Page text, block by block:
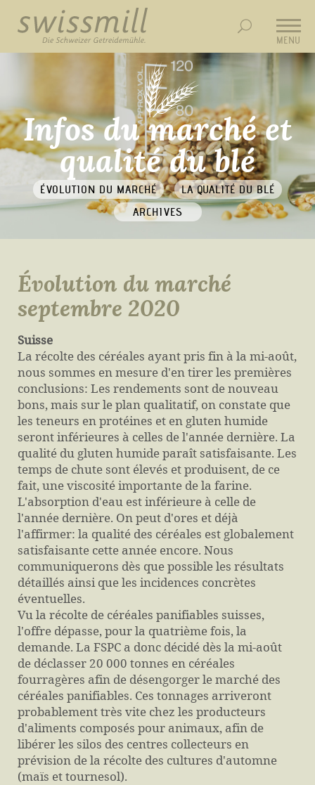
MENU
Infos du marché et
qualité du blé
ÉVOLUTION DU MARCHÉ
LA QUALITÉ DU BLÉ
ARCHIVES
Évolution du marché
septembre 2020
Suisse
La récolte des céréales ayant pris fin à la mi-août,
nous sommes en mesure d'en tirer les premières
conclusions: Les rendements sont de nouveau
bons, mais sur le plan qualitatif, on constate que
les teneurs en protéines et en gluten humide
seront inférieures à celles de l'année dernière. La
qualité du gluten humide paraît satisfaisante. Les
temps de chute sont élevés et produisent, de ce
fait, une viscosité importante de la farine.
L'absorption d'eau est inférieure à celle de
l'année dernière. On peut d'ores et déjà
l'affirmer: la qualité des céréales est globalement
satisfaisante cette année encore. Nous
communiquerons dès que possible les résultats
détaillés ainsi que les incidences concrètes
éventuelles.
Vu la récolte de céréales panifiables suisses,
l'offre dépasse, pour la quatrième fois, la
demande. La FSPC a donc décidé dès la mi-août
de déclasser 20 000 tonnes en céréales
fourragères afin de désengorger le marché des
céréales panifiables. Ces tonnages arriveront
probablement très vite chez les producteurs
d'aliments composés pour animaux, afin de
libérer les silos des centres collecteurs en
prévision de la récolte des cultures d'automne
(maïs et tournesol).